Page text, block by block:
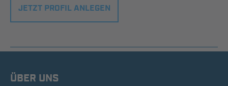
JETZT PROFIL ANLEGEN
ÜBER UNS